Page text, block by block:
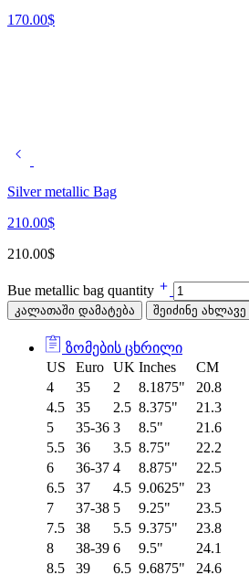
170.00$
Silver metallic Bag
210.00$
210.00$
Bue metallic bag quantity
კალათაში დამატება შეიძინე ახლავე
ზომების ცხრილი
US
Euro UK Inches
CM
4
35 2 8.1875"
20.8
4.5
35 2.5 8.375"
21.3
5
35-36 3 8.5"
21.6
5.5
36 3.5 8.75"
22.2
6
36-37 4 8.875"
22.5
6.5
37 4.5 9.0625"
23
7
37-38 5 9.25"
23.5
7.5
38 5.5 9.375"
23.8
8
38-39 6 9.5"
24.1
8.5
39 6.5 9.6875"
24.6